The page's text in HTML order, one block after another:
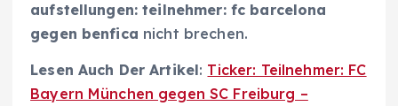
aufstellungen: teilnehmer: fc barcelona
gegen benfica nicht brechen.
Lesen Auch Der Artikel: Ticker: Teilnehmer: FC
Bayern München gegen SC Freiburg –